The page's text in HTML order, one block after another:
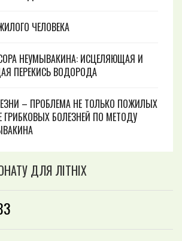
ЧЕЛОВЕКА
НЕУМЫВАКИНА: ИСЦЕЛЯЮЩАЯ И
ПЕРЕКИСЬ ВОДОРОДА
– ПРОБЛЕМА НЕ ТОЛЬКО ПОЖИЛЫХ
ГРИБКОВЫХ БОЛЕЗНЕЙ ПО МЕТОДУ
ДЛЯ ЛІТНІХ